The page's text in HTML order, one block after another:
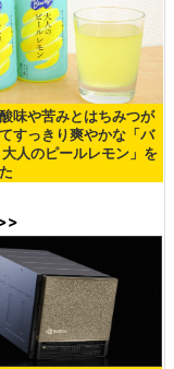
味や苦みとはちみつが
すっきり爽やかな「バ
人のピールレモン」を